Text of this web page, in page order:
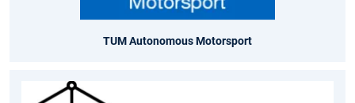
TUM Autonomous Motorsport